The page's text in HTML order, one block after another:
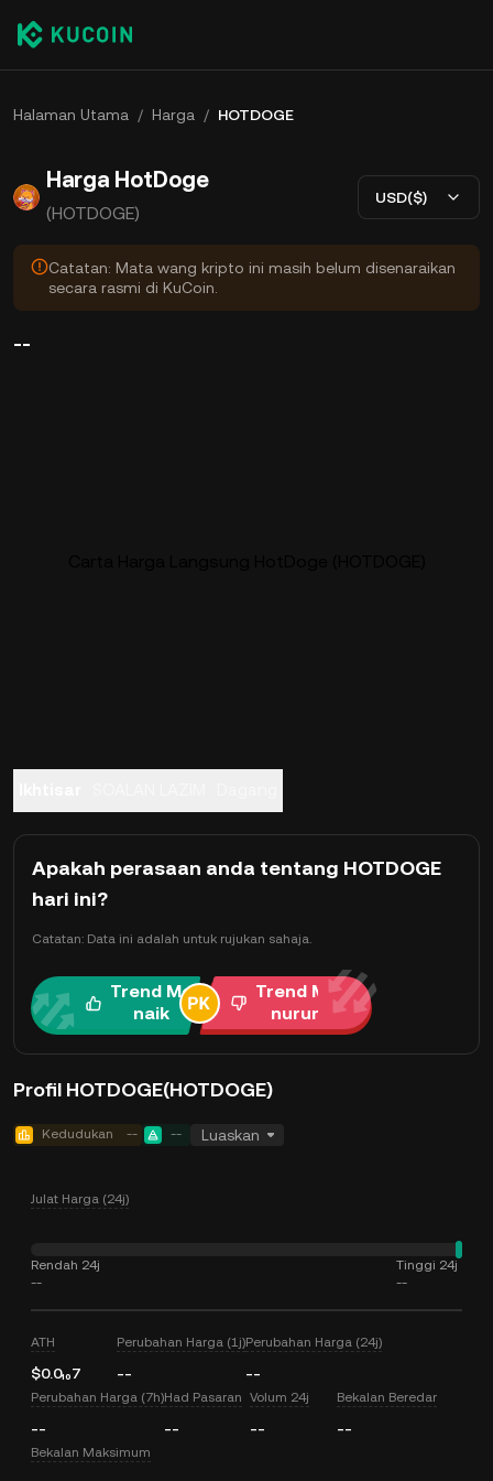
Halaman Utama / Harga / HOTDOGE
Harga HotDoge
(HOTDOGE)
USD($)
Catatan: Mata wang kripto ini masih belum disenaraikan
secara rasmi di KuCoin.
--
Apakah perasaan anda tentang HOTDOGE
hari ini?
Catatan: Data ini adalah untuk rujukan sahaja.
Trend Me
naik
Trend Me
nurun
Profil HOTDOGE(HOTDOGE)
Kedudukan -- -- Luaskan
Julat Harga (24j)
Rendah 24j
--
Tinggi 24j
--
ATH
$0.0₁₀7
Perubahan Harga (1j)
--
Perubahan Harga (24j)
--
Perubahan Harga (7h)
--
Had Pasaran
--
Volum 24j
--
Bekalan Beredar
--
Bekalan Maksimum